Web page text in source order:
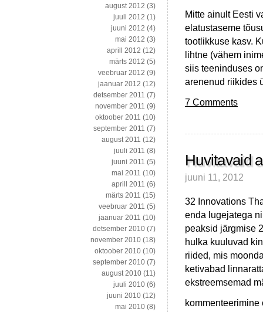
Mitte ainult Eesti
elatustaseme
tootlikkuse kasv.
lihtne (vähem
siis teeninduses
arenenud riikides
7 Comments
Huvitavaid
juuni 11, 2012
32 Innovations
enda lugejatega
peaksid järgmise
hulka kuuluvad
riided, mis
ketivabad
ekstreemsemad
Huvitavaid
august 2012 (3)
juuli 2012 (1)
juuni 2012 (4)
mai 2012 (3)
aprill 2012 (12)
märts 2012 (5)
veebruar 2012 (9)
jaanuar 2012 (12)
detsember 2011 (7)
november 2011 (9)
oktoober 2011 (10)
september 2011 (7)
august 2011 (12)
juuli 2011 (8)
juuni 2011 (5)
mai 2011 (10)
aprill 2011 (6)
märts 2011 (15)
veebruar 2011 (5)
jaanuar 2011 (10)
detsember 2010 (7)
november 2010 (18)
oktoober 2010 (10)
september 2010 (7)
august 2010 (11)
juuli 2010 (6)
juuni 2010 (12)
mai 2010 (8)